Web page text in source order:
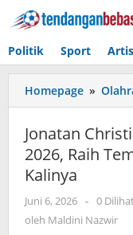
Lewati
ke
Politik Sport Artis
Homepage »
Jonatan
2026, Raih
Kalinya
Juni 6, 2026 oleh
Maldini
- 0
oleh Maldini Nazwir